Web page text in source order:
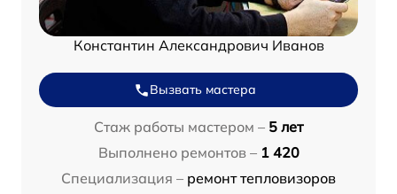
Константин Александрович Иванов
Вызвать мастера
Стаж работы мастером – 5 лет
Выполнено ремонтов – 1 420
Специализация – ремонт тепловизоров